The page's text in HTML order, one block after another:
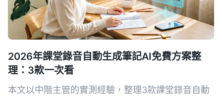
2026年課堂錄音自動生成筆記AI免費方案整
理：3款一次看
本文以中階主管的實測經驗，整理3款課堂錄音自動